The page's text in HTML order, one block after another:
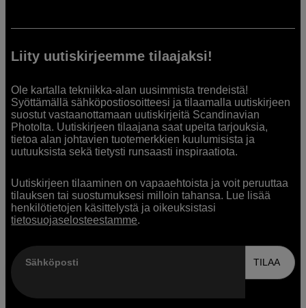
Liity uutiskirjeemme tilaajaksi!
Ole kartalla tekniikka-alan uusimmista trendeistä!
Syöttämällä sähköpostiosoitteesi ja tilaamalla uutiskirjeen
suostut vastaanottamaan uutiskirjeitä Scandinavian
Photolta. Uutiskirjeen tilaajana saat upeita tarjouksia,
tietoa alan johtavien tuotemerkkien kuulumisista ja
uutuuksista sekä tietysti runsaasti inspiraatiota.
Uutiskirjeen tilaaminen on vapaaehtoista ja voit peruuttaa
tilauksen tai suostumuksesi milloin tahansa. Lue lisää
henkilötietojen käsittelystä ja oikeuksistasi
tietosuojaselosteestamme.
Sähköposti TILAA